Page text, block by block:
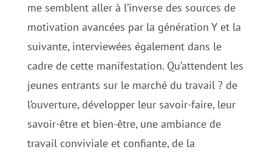
me semblent aller à l’inverse des sources de
motivation avancées par la génération Y et la
suivante, interviewées également dans le
cadre de cette manifestation. Qu’attendent les
jeunes entrants sur le marché du travail ? de
l’ouverture, développer leur savoir-faire, leur
savoir-être et bien-être, une ambiance de
travail conviviale et confiante, de la